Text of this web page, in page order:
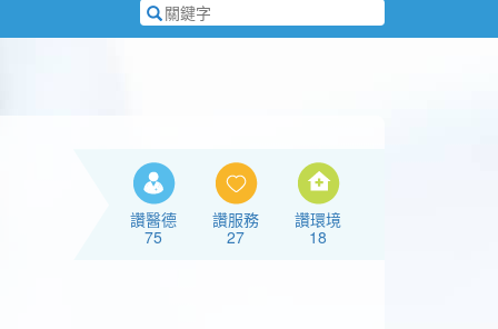
搜
尋
讚醫德
75
讚服務
27
讚環境
18